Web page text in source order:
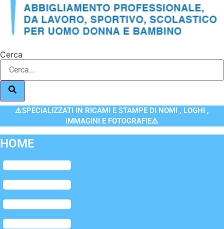
Cerca
⚠️SPECIALIZZATI IN RICAMI E STAMPE DI NOMI , LOGHI ,
IMMAGINI E FOTOGRAFIE⚠️
HOME
Flyout
Menu